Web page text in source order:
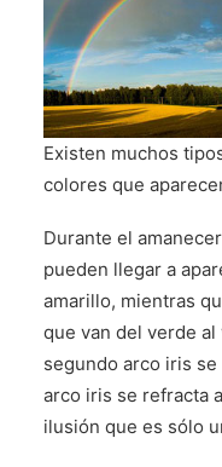
EVENTOS
QUIÉNES SOMOS
CONTÁCTENOS
Existen muchos
colores que
Durante el
pueden llegar a
amarillo, mientras
que van del verde
segundo arco iris
arco iris se refracta
ilusión que es sólo